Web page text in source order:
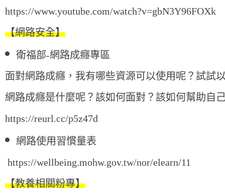
https://www.youtube.com/watch?v=gbN3Y96FOXk
【網路安全】
衛福部-網路成癮專區
面對網路成癮，我有哪些資源可以使用呢？試試
網路成癮是什麼呢？該如何面對？該如何幫助自
https://reurl.cc/p5z47d
網路使用習慣量表
https://wellbeing.mohw.gov.tw/nor/elearn/11
【教養相關粉專】